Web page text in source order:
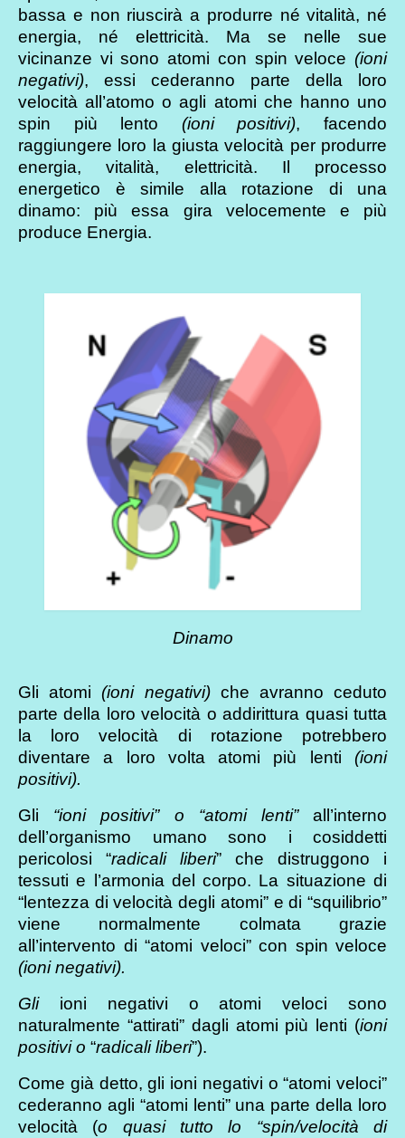
bassa e non riuscirà a produrre né vitalità, né
energia, né elettricità. Ma se nelle sue
vicinanze vi sono atomi con spin veloce (ioni
negativi), essi cederanno parte della loro
velocità all’atomo o agli atomi che hanno uno
spin più lento (ioni positivi), facendo
raggiungere loro la giusta velocità per produrre
energia, vitalità, elettricità. Il processo
energetico è simile alla rotazione di una
dinamo: più essa gira velocemente e più
produce Energia.
Dinamo
Gli atomi (ioni negativi)che avranno ceduto
parte della loro velocità o addirittura quasi tutta
la loro velocità di rotazione potrebbero
diventare a loro volta atomi più lenti (ioni
positivi).
Gli “ioni positivi” o “atomi lenti”all’interno
dell’organismo umano sono i cosiddetti
pericolosi “radicali liberi” che distruggono i
tessuti e l’armonia del corpo. La situazione di
“lentezza di velocità degli atomi” e di “squilibrio”
viene normalmente colmata grazie
all’intervento di “atomi veloci” con spin veloce
(ioni negativi).
Gliioni negativi o atomi veloci sono
naturalmente “attirati” dagli atomi più lenti (ioni
positivi o “radicali liberi”).
Come già detto, gli ioni negativi o “atomi veloci”
cederanno agli “atomi lenti” una parte della loro
velocità (o quasi tutto lo “spin/velocità di